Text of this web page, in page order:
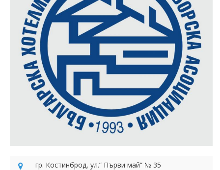
гр. Костинброд, ул.” Първи май” № 35